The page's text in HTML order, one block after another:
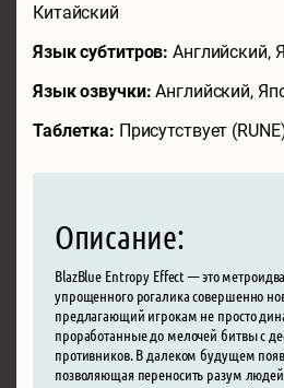
Китайский
Язык субтитров:Английский,
Язык озвучки:Английский,
Таблетка: Присутствует
Описание:
BlazBlue Entropy Effect — это
упрощенного рогалика совершенно
предлагающий игрокам не просто
проработанные до мелочей битвы с
противников. В далеком будущем
позволяющая переносить разум